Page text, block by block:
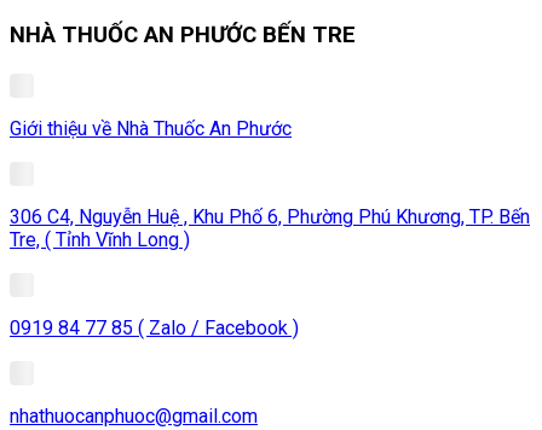
NHÀ THUỐC AN PHƯỚC BẾN TRE
Giới thiệu về Nhà Thuốc An Phước
306 C4, Nguyễn Huệ , Khu Phố 6, Phường Phú Khương, TP. Bến
Tre, ( Tỉnh Vĩnh Long )
0919 84 77 85 ( Zalo / Facebook )
nhathuocanphuoc@gmail.com